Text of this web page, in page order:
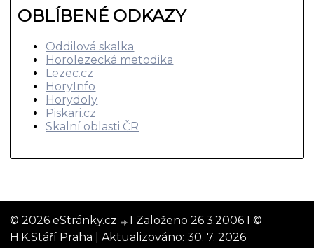
OBLÍBENÉ ODKAZY
Oddilová skalka
Horolezecká metodika
Lezec.cz
HoryInfo
Horydoly
Piskari.cz
Skalní oblasti ČR
© 2026 eStránky.cz
I Založeno 26.3.2006 I ©
H.K.Stáří Praha |Aktualizováno: 30. 7. 2026